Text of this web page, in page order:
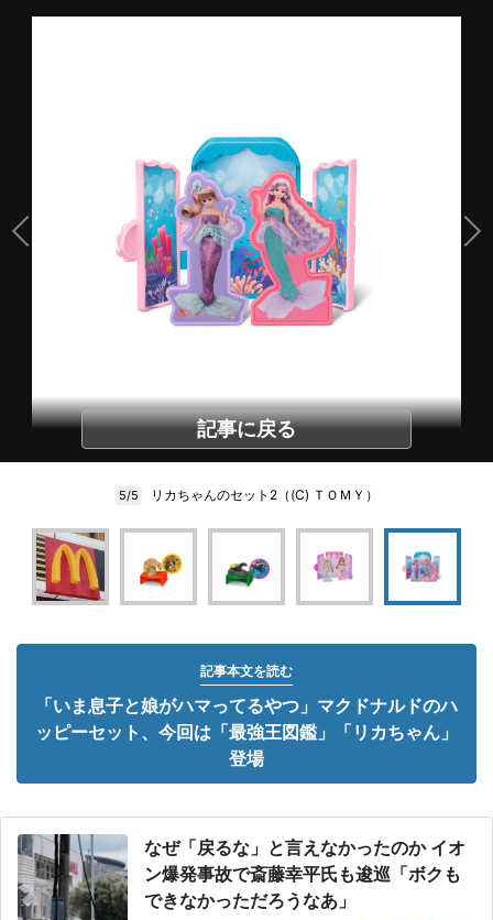
記事に戻る
5/5 リカちゃんのセット2（(C) ＴＯＭＹ）
記事本文を読む
「いま息子と娘がハマってるやつ」マクドナルドのハ
ッピーセット、今回は「最強王図鑑」「リカちゃん」
登場
なぜ「戻るな」と言えなかったのか イオ
ン爆発事故で斎藤幸平氏も逡巡「ボクも
できなかっただろうなあ」